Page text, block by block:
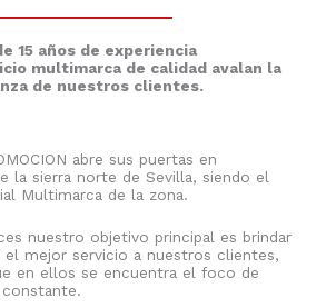
15 años de experiencia
multimarca de calidad avalan la
de nuestros clientes.
abre sus puertas en
la sierra norte de Sevilla, siendo el
Multimarca de la zona.
nuestro objetivo principal es brindar
mejor servicio a nuestros clientes,
en ellos se encuentra el foco de